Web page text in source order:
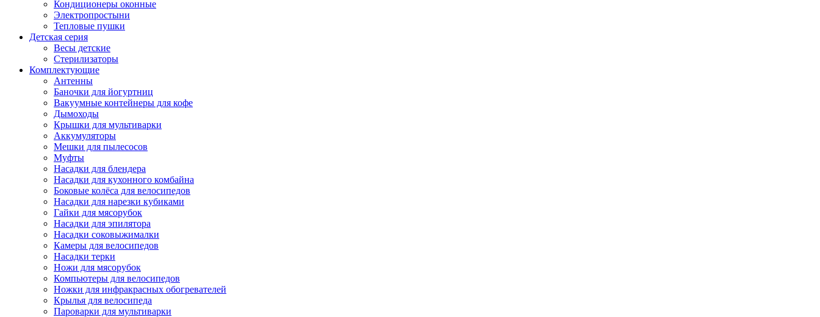
Кондиционеры оконные
Электропростыни
Тепловые пушки
Детская серия
Весы детские
Стерилизаторы
Комплектующие
Антенны
Баночки для йогуртниц
Вакуумные контейнеры для кофе
Дымоходы
Крышки для мультиварки
Аккумуляторы
Мешки для пылесосов
Муфты
Насадки для блендера
Насадки для кухонного комбайна
Боковые колёса для велосипедов
Насадки для нарезки кубиками
Гайки для мясорубок
Насадки для эпилятора
Насадки соковыжималки
Камеры для велосипедов
Насадки терки
Ножи для мясорубок
Компьютеры для велосипедов
Ножки для инфракрасных обогревателей
Крылья для велосипеда
Пароварки для мультиварки